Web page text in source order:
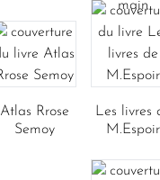
main
Atlas Rrose
Semoy
Les livres
M.Espoir